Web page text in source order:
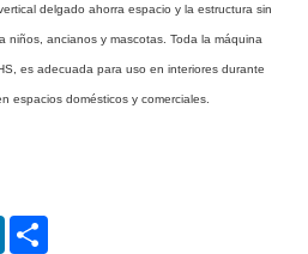
delgado ahorra espacio y la estructura sin
niños, ancianos y mascotas. Toda la máquina
es adecuada para uso en interiores durante
espacios domésticos y comerciales.
LinkedIn